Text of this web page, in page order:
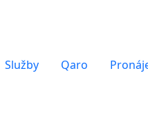
Služby Qaro